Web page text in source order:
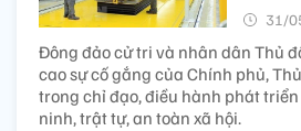
31/
Đông đảo cử tri và nhân dân Thủ
cao sự cố gắng của Chính phủ,
trong chỉ đạo, điều hành phát
ninh, trật tự, an toàn xã hội.